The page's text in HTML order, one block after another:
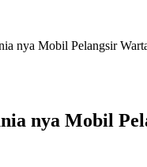
nya Mobil Pelangsir
nya Mobil